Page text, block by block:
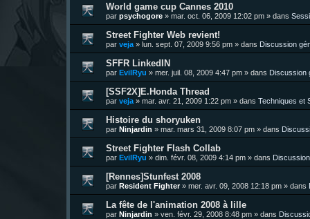
World game cup Cannes 2010
par psychogore » mar. oct. 06, 2009 12:02 pm » dans
Street Fighter Web revient!
par veja » lun. sept. 07, 2009 9:56 pm » dans Discussion
SFFR LinkedIN
par EvilRyu » mer. juil. 08, 2009 4:47 pm » dans Discussion
[SSF2X]E.Honda Thread
par veja » mar. avr. 21, 2009 1:22 pm » dans Techniques et
Histoire du shoryuken
par Ninjardin » mar. mars 31, 2009 8:07 pm » dans
Street Fighter Flash Collab
par EvilRyu » dim. févr. 08, 2009 4:14 pm » dans
[Rennes]Stunfest 2008
par Resident Fighter» mer. avr. 09, 2008 12:18 pm » dans
La fête de l'animation 2008 à lille
par Ninjardin » ven. févr. 29, 2008 8:48 pm » dans